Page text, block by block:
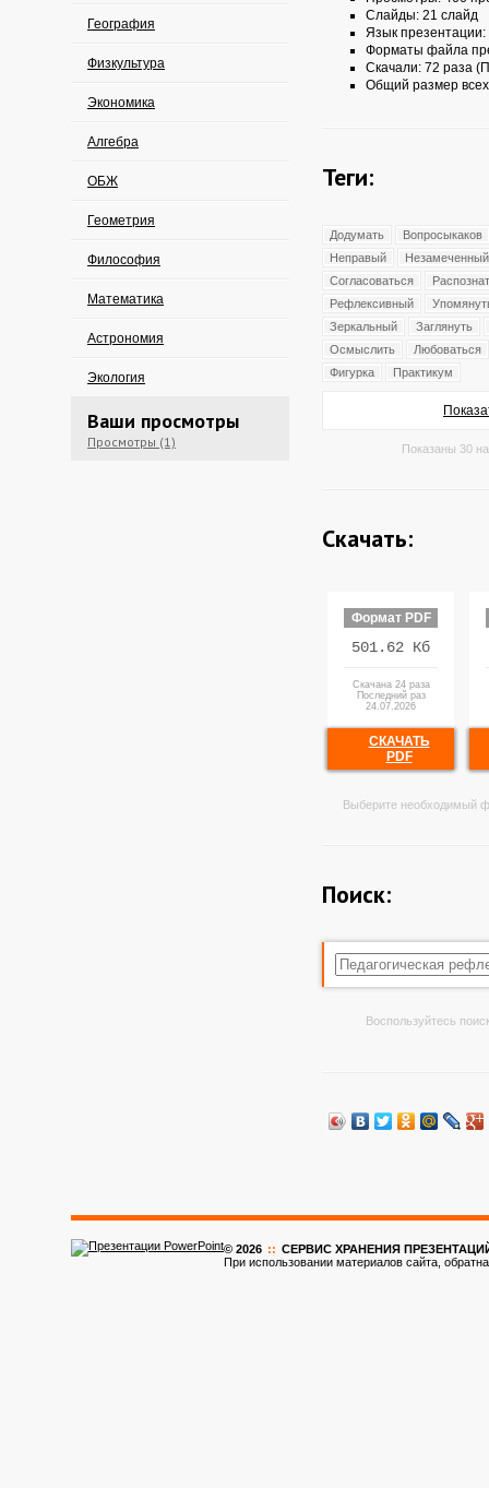
География
Физкультура
Экономика
Алгебра
ОБЖ
Геометрия
Философия
Математика
Астрономия
Экология
Ваши просмотры
Просмотры (1)
Слайды: 21 слайд
Язык презентации:
Форматы файла
Скачали: 72 раза
Общий размер
Теги:
Додумать
Вопросыкаков
Неправый
Незамеченный
Согласоваться
Рефлексивный
Зеркальный
Заглянуть
Осмыслить
Любоваться
Фигурка
Практикум
Показаны 30
Скачать:
Формат PDF
501.62 Кб
Скачана 24 раза
Последний раз
24.07.2026
СКАЧАТЬ
PDF
Выберите необходимый
Поиск:
Воспользуйтесь
© 2026 :: CЕРВИС ХРАНЕНИЯ ПРЕЗЕНТАЦИЙ
При использовании материалов сайта,